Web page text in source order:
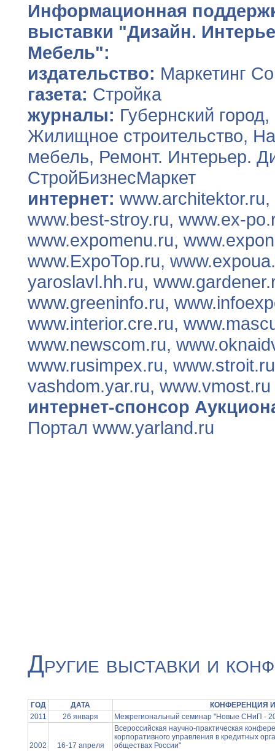
Информационная
выставки "Дизайн.
Мебель":
издательство: Маркетинг
газета: Стройка
журналы: Губернский город,
Жилищное строительство,
мебель, Ремонт. Интерьер.
СтройБизнесМаркет
интернет: www.architektor.ru,
www.best-stroy.ru, www.ex-
www.expomenu.ru,
www.ExpoTop.ru,
yaroslavl.hh.ru,
www.greeninfo.ru,
www.interior.cre.ru,
www.newscom.ru,
www.rusimpex.ru,
vashdom.yar.ru, www.vmost.ru
интернет-спонсор
Портал www.yarland.ru
Другие выставки и
ГОД ДАТА
КОНФЕРЕНЦИЯ
2011
26 января Межрегиональный семинар "Новые СНиП -
2002 16-17 апреля
Всероссийская научно-практическая
корпоративного управления в кредитных
обществах России"